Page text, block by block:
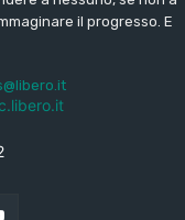
il progresso. E